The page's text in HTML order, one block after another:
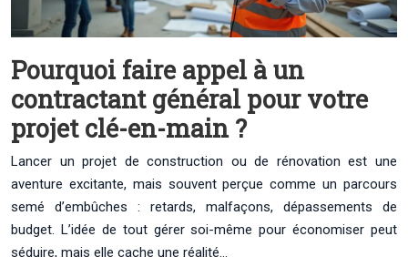
Pourquoi faire appel à un
contractant général pour votre
projet clé-en-main ?
Lancer un projet de construction ou de rénovation est une
aventure excitante, mais souvent perçue comme un parcours
semé d’embûches : retards, malfaçons, dépassements de
budget. L’idée de tout gérer soi-même pour économiser peut
séduire, mais elle cache une réalité…